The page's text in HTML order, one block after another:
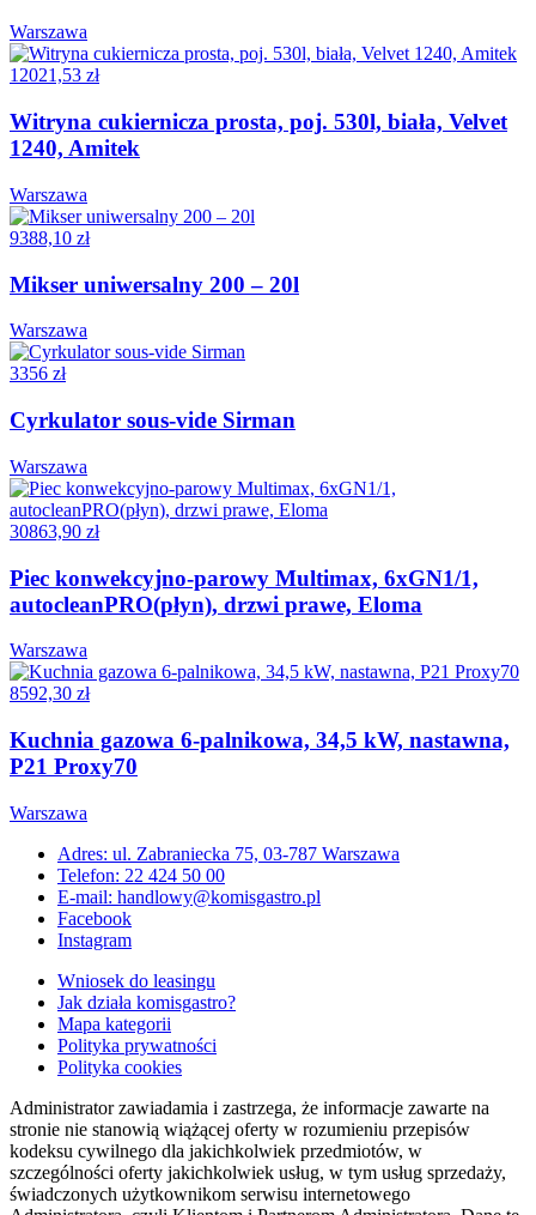
Warszawa
12021,53 zł
Witryna cukiernicza prosta, poj. 530l, biała, Velvet
1240, Amitek
Warszawa
9388,10 zł
Mikser uniwersalny 200 – 20l
Warszawa
3356 zł
Cyrkulator sous-vide Sirman
Warszawa
30863,90 zł
Piec konwekcyjno-parowy Multimax, 6xGN1/1,
autocleanPRO(płyn), drzwi prawe, Eloma
Warszawa
8592,30 zł
Kuchnia gazowa 6-palnikowa, 34,5 kW, nastawna,
P21 Proxy70
Warszawa
Adres: ul. Zabraniecka 75, 03-787 Warszawa
Telefon: 22 424 50 00
E-mail: handlowy@komisgastro.pl
Facebook
Instagram
Wniosek do leasingu
Jak działa komisgastro?
Mapa kategorii
Polityka prywatności
Polityka cookies
Administrator zawiadamia i zastrzega, że informacje zawarte na
stronie nie stanowią wiążącej oferty w rozumieniu przepisów
kodeksu cywilnego dla jakichkolwiek przedmiotów, w
szczególności oferty jakichkolwiek usług, w tym usług sprzedaży,
świadczonych użytkownikom serwisu internetowego